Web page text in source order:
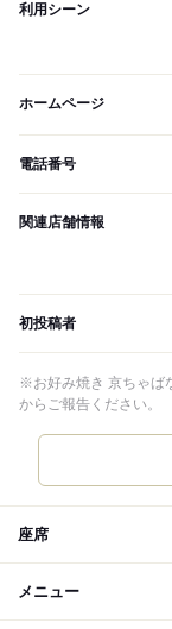
利用シーン
ホームページ
電話番号
関連店舗情報
初投稿者
※お好み焼き 京ちゃば
からご報告ください。
座席
メニュー